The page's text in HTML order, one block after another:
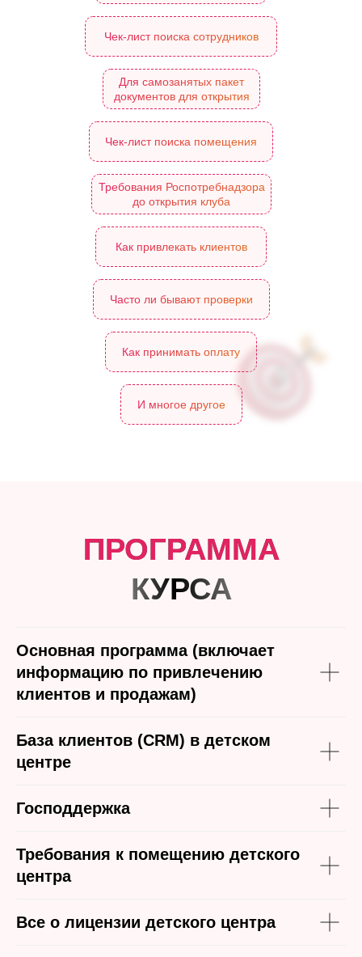
Как привлекать клиентов
Часто ли бывают проверки
Чек-лист поиска помещения
Как принимать оплату
Для самозанятых пакет
документов для открытия
Чек-лист поиска сотрудников
Требования Роспотребнадзора
до открытия клуба
И многое другое
ПРОГРАММА
КУРСА
Основная программа (включает
информацию по привлечению
клиентов и продажам)
База клиентов (CRM) в детском
центре
Господдержка
Требования к помещению детского
центра
Все о лицензии детского центра